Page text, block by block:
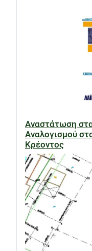
Αναστάτωση
Αναλογισμού
Κρέοντος